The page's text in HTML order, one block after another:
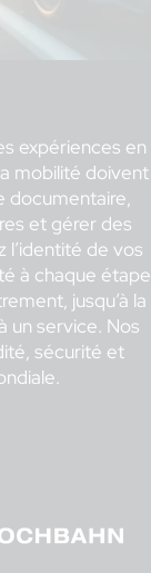
expériences en
mobilité doivent
documentaire,
et gérer des
l’identité de vos
à chaque étape
jusqu’à la
un service. Nos
sécurité et